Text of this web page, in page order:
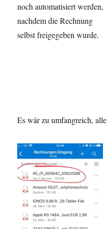
noch automatisiert werden,
nachdem die Rechnung
selbst freigegeben wurde.
Es wär zu umfangreich, alle